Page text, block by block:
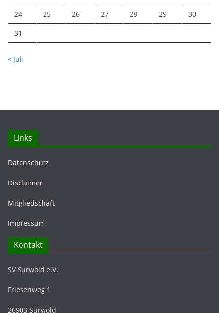
24 25 26 27 28 29 30
31
« Juli
Links
Datenschutz
Disclaimer
Mitgliedschaft
Impressum
Kontakt
SV Surwold e.V.
Friesenweg 1
26903 Surwold